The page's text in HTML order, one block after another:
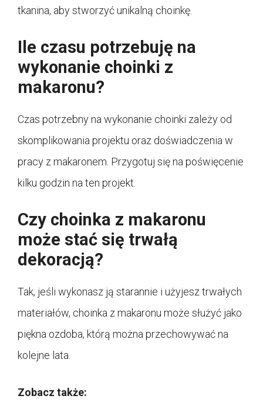
tkanina, aby stworzyć unikalną choinkę.
Ile czasu potrzebuję na
wykonanie choinki z
makaronu?
Czas potrzebny na wykonanie choinki zależy od
skomplikowania projektu oraz doświadczenia w
pracy z makaronem. Przygotuj się na poświęcenie
kilku godzin na ten projekt.
Czy choinka z makaronu
może stać się trwałą
dekoracją?
Tak, jeśli wykonasz ją starannie i użyjesz trwałych
materiałów, choinka z makaronu może służyć jako
piękna ozdoba, którą można przechowywać na
kolejne lata.
Zobacz także: